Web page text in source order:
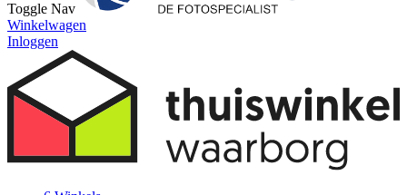
Toggle Nav
Winkelwagen
Inloggen